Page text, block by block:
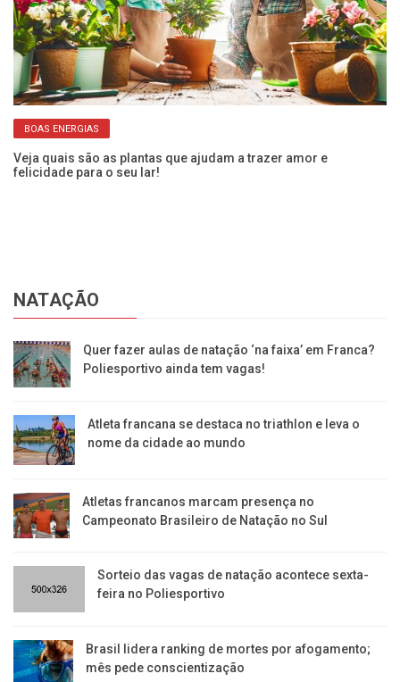
BOAS ENERGIAS
Veja quais são as plantas que ajudam a trazer amor e
felicidade para o seu lar!
NATAÇÃO
Quer fazer aulas de natação ‘na faixa’ em Franca?
Poliesportivo ainda tem vagas!
Atleta francana se destaca no triathlon e leva o
nome da cidade ao mundo
Atletas francanos marcam presença no
Campeonato Brasileiro de Natação no Sul
Sorteio das vagas de natação acontece sexta-
feira no Poliesportivo
Brasil lidera ranking de mortes por afogamento;
mês pede conscientização